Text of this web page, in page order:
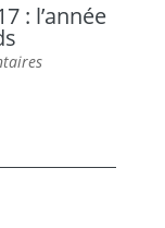
: l’année